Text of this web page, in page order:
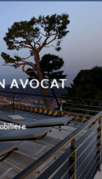
AVOCAT